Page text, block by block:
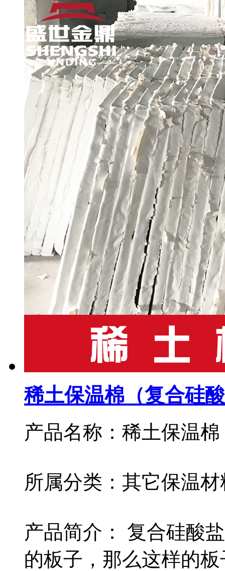
稀土保温棉（复合硅
产品名称：稀土保温
所属分类：其它保温
产品简介： 复合硅酸
的板子，那么这样的